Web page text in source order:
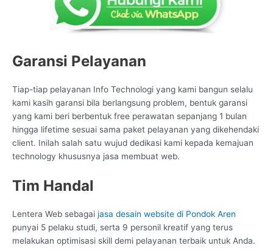
Garansi Pelayanan
Tiap-tiap pelayanan Info Technologi yang kami bangun selalu
kami kasih garansi bila berlangsung problem, bentuk garansi
yang kami beri berbentuk free perawatan sepanjang 1 bulan
hingga lifetime sesuai sama paket pelayanan yang dikehendaki
client. Inilah salah satu wujud dedikasi kami kepada kemajuan
technology khususnya jasa membuat web.
Tim Handal
Lentera Web sebagai jasa desain website di Pondok Aren
punyai 5 pelaku studi, serta 9 personil kreatif yang terus
melakukan optimisasi skill demi pelayanan terbaik untuk Anda.